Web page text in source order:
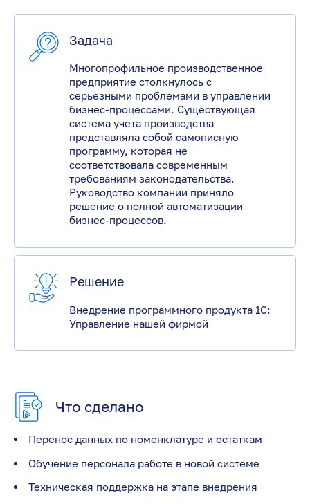
Задача
Многопрофильное производственное
предприятие столкнулось с
серьезными проблемами в управлении
бизнес-процессами. Существующая
система учета производства
представляла собой самописную
программу, которая не
соответствовала современным
требованиям законодательства.
Руководство компании приняло
решение о полной автоматизации
бизнес-процессов.
Решение
Внедрение программного продукта 1С:
Управление нашей фирмой
Что сделано
Перенос данных по номенклатуре и остаткам
Обучение персонала работе в новой системе
Техническая поддержка на этапе внедрения